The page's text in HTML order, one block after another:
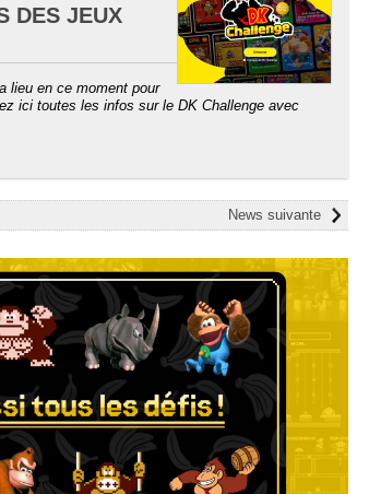
DES JEUX
lieu en ce moment pour
ici toutes les infos sur le DK Challenge avec
News suivante